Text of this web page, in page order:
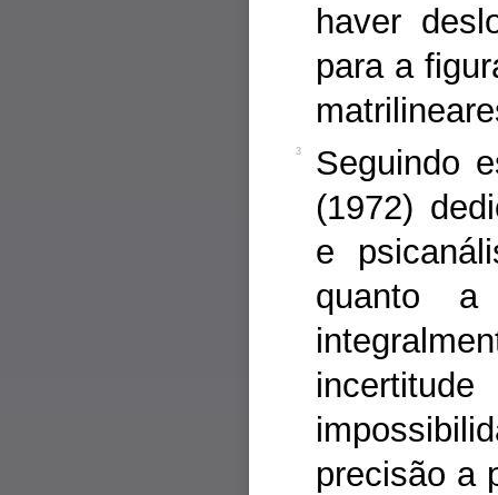
haver
para a
3
Seguindo
(1972)
e
quanto a
precisão a